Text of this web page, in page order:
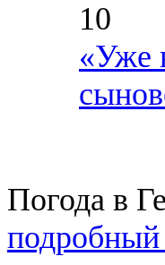
10
«Уже
Погода в
подробный